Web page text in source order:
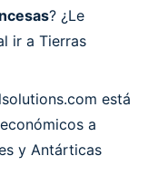
? ¿Le
ir a Tierras
está
a
y Antárticas